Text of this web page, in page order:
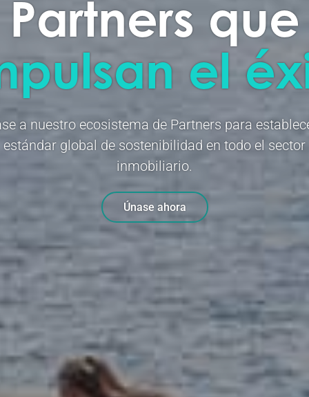
Partners que
el
a nuestro ecosistema de Partners para
estándar global de sostenibilidad en todo el sector
inmobiliario.
Únase ahora